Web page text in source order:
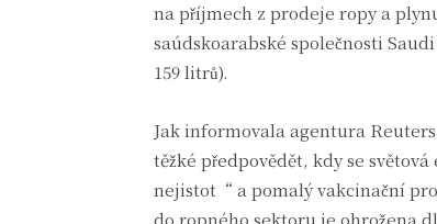
na příjmech z prodeje ropy a
saúdskoarabské společnosti
159 litrů).
Jak informovala agentura
těžké předpovědět, kdy se
nejistot“ a pomalý vakcinační
do ropného sektoru je ohrožena